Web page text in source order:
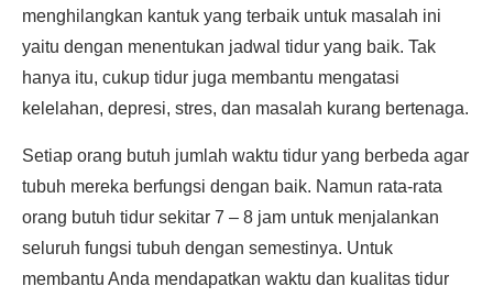
menghilangkan kantuk yang terbaik untuk masalah ini
yaitu dengan menentukan jadwal tidur yang baik. Tak
hanya itu, cukup tidur juga membantu mengatasi
kelelahan, depresi, stres, dan masalah kurang bertenaga.
Setiap orang butuh jumlah waktu tidur yang berbeda agar
tubuh mereka berfungsi dengan baik. Namun rata-rata
orang butuh tidur sekitar 7 – 8 jam untuk menjalankan
seluruh fungsi tubuh dengan semestinya. Untuk
membantu Anda mendapatkan waktu dan kualitas tidur